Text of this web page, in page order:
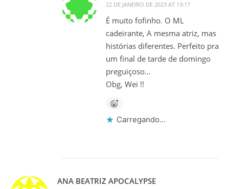
22 DE JANEIRO DE 2023 AT 13:17
É muito fofinho. O ML
cadeirante, A mesma atriz, mas
histórias diferentes. Perfeito pra
um final de tarde de domingo
preguiçoso…
Obg, Wei !!
Carregando...
ANA BEATRIZ APOCALYPSE